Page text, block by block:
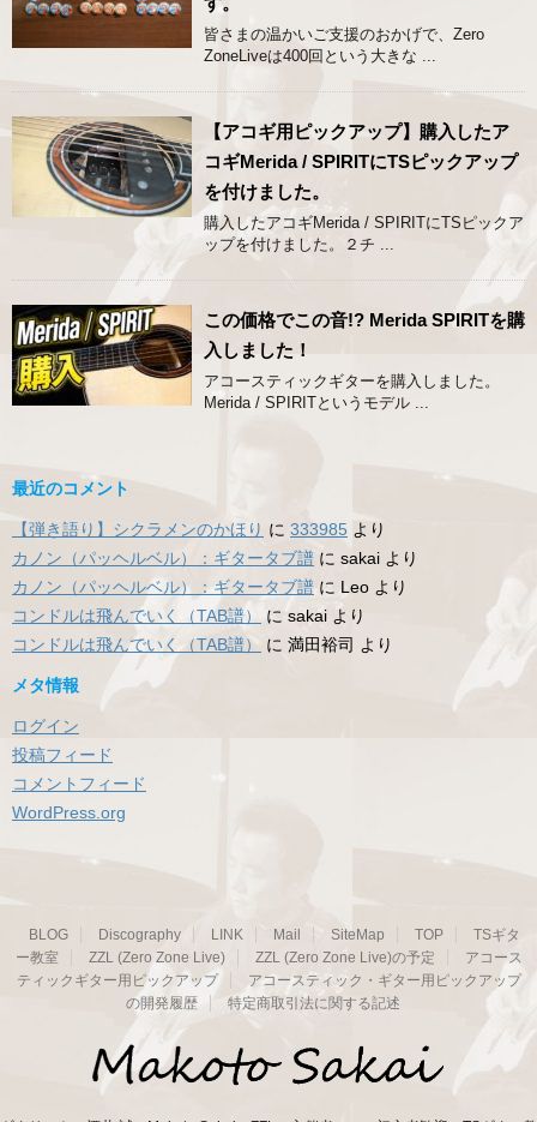
皆さまの温かいご支援のおかげで、Zero
ZoneLiveは400回という大きな ...
【アコギ用ピックアップ】購入したア
コギMerida / SPIRITにTSピックアップ
を付けました。
購入したアコギMerida / SPIRITにTSピックア
ップを付けました。２チ ...
この価格でこの音!? Merida SPIRITを購
入しました！
アコースティックギターを購入しました。
Merida / SPIRITというモデル ...
最近のコメント
【弾き語り】シクラメンのかほり に 333985 より
カノン（パッヘルベル）：ギタータブ譜 に sakai より
カノン（パッヘルベル）：ギタータブ譜 に Leo より
コンドルは飛んでいく（TAB譜）
に sakai より
コンドルは飛んでいく（TAB譜）
に 満田裕司 より
メタ情報
ログイン
投稿フィード
コメントフィード
WordPress.org
BLOG Discography LINK Mail SiteMap TOP
TSギタ
ー教室
ZZL (Zero Zone Live) ZZL (Zero Zone Live)の予定
アコース
ティックギター用ピックアップ
アコースティック・ギター用ピックアップ
の開発履歴
特定商取引法に関する記述